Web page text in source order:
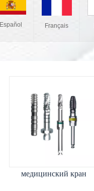
Español Français
медицинский кран